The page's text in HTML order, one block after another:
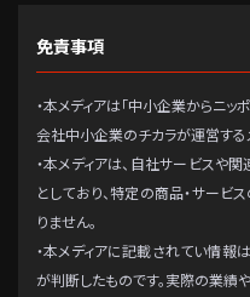
免責事項
・本メディアは「中小企業からニ
会社中小企業のチカラが運営する
・本メディアは、自社サービス
としており、特定の商品・サー
りません。
・本メディアに記載されてい情
が判断したものです。実際の業績